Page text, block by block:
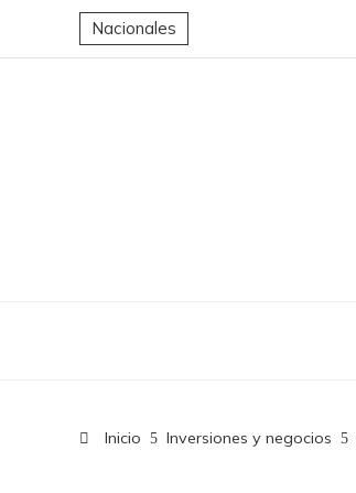
Nacionales
Inicio Inversiones y negocios